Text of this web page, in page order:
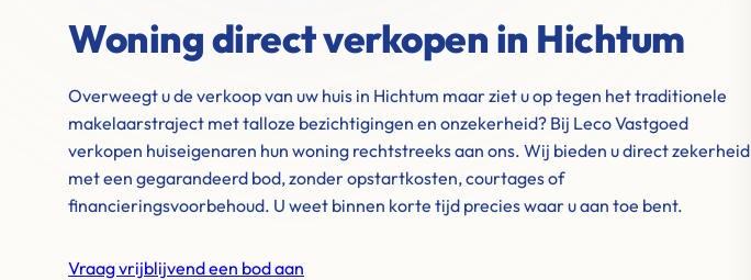
Woning direct verkopen in Hichtum
Overweegt u de verkoop van uw huis in Hichtum maar ziet u op tegen het traditionele
makelaarstraject met talloze bezichtigingen en onzekerheid? Bij Leco Vastgoed
verkopen huiseigenaren hun woning rechtstreeks aan ons. Wij bieden u direct zekerheid
met een gegarandeerd bod, zonder opstartkosten, courtages of
financieringsvoorbehoud. U weet binnen korte tijd precies waar u aan toe bent.
Vraag vrijblijvend een bod aan